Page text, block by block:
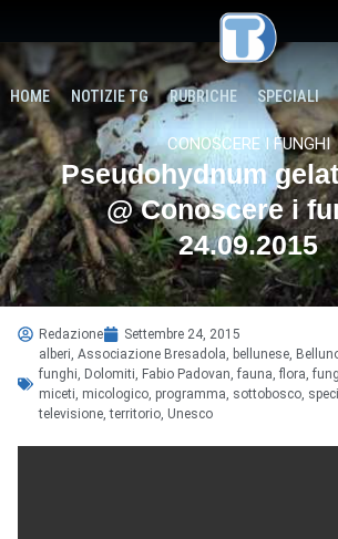
HOME NOTIZIE TG RUBRICHE SPECIALI
CONOSCERE I FUNGHI
Pseudohydnum
@ Conoscere i
24.09.2015
Redazione
Settembre 24, 2015
alberi Associazione Bresadola bellunese
funghi Dolomiti Fabio Padovan fauna flora
miceti micologico programma sottobosco
televisione ,territorio Unesco